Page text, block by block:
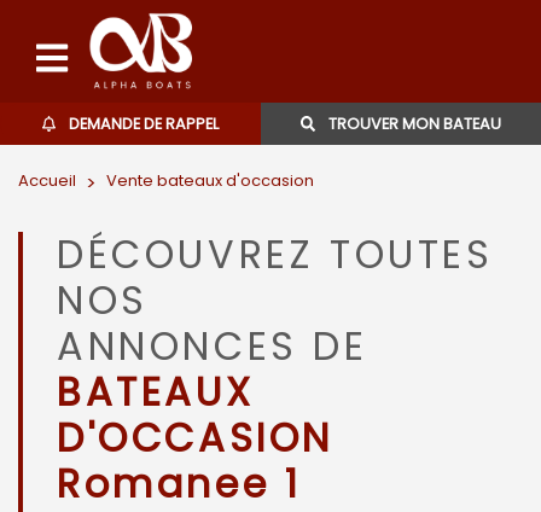
Bateaux d'occasions
L'agence
Contact
06 27 07 57 11
DEMANDE DE RAPPEL TROUVER MON BATEAU
Accueil > Vente bateaux d'occasion
DÉCOUVREZ TOUTES
NOS
ANNONCES DE
BATEAUX
D'OCCASION
Romanee 1